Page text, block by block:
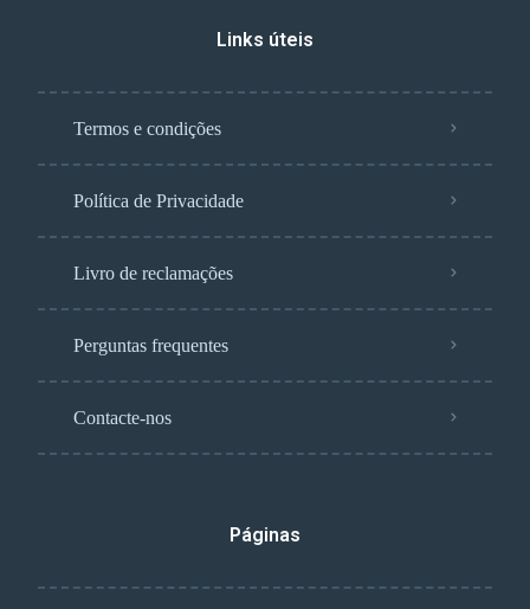
Links úteis
Termos e condições
Política de Privacidade
Livro de reclamações
Perguntas frequentes
Contacte-nos
Páginas